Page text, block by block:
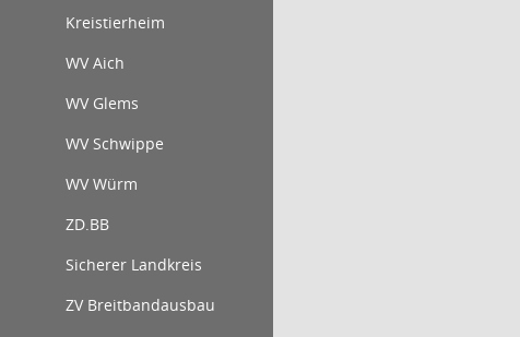
Kreistierheim
WV Aich
WV Glems
WV Schwippe
WV Würm
ZD.BB
Sicherer Landkreis
ZV Breitbandausbau